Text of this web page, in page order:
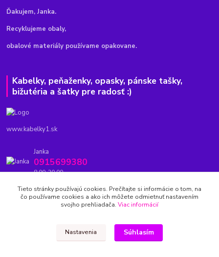
Ďakujem, Janka.
Recyklujeme obaly,
obalové materiály používame opakovane.
Kabelky, peňaženky, opasky, pánske tašky,
bižutéria a šatky pre radosť :)
www.kabelky1.sk
Janka
0915699380
8.00-20.00
kabelky1.sk@gmail.com
Tieto stránky používajú cookies. Prečítajte si informácie o tom, na
čo používame cookies a ako ich môžete odmietnuť nastavením
svojho prehliadača. Viac informácií
Nastavenia Súhlasím